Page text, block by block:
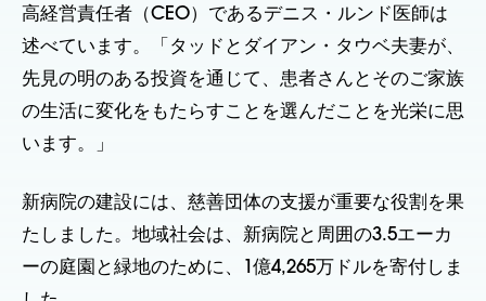
高経営責任者（CEO）であるデニス・ルンド医師は
述べています。「タッドとダイアン・タウベ夫妻が、
先見の明のある投資を通じて、患者さんとそのご家族
の生活に変化をもたらすことを選んだことを光栄に思
います。」
新病院の建設には、慈善団体の支援が重要な役割を果
たしました。地域社会は、新病院と周囲の3.5エーカ
ーの庭園と緑地のために、1億4,265万ドルを寄付しま